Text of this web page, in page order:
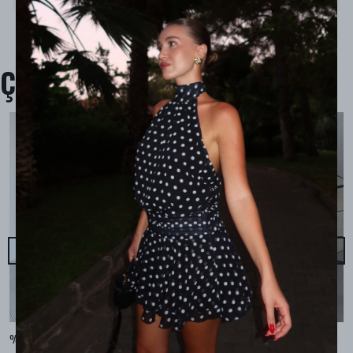
Çok Satanlar
%100 KETEN SALAŞ GÖMLEK - Bej